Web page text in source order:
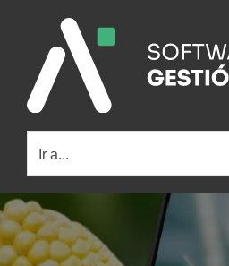
contenido
Ir a...